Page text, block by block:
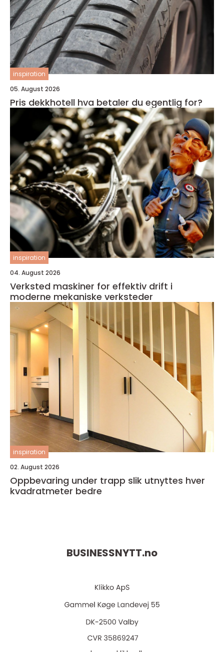
inspiration
05. August 2026
Pris dekkhotell hva betaler du egentlig for?
inspiration
04. August 2026
Verksted maskiner for effektiv drift i
moderne mekaniske verksteder
inspiration
02. August 2026
Oppbevaring under trapp slik utnyttes hver
kvadratmeter bedre
BUSINESSNYTT.no